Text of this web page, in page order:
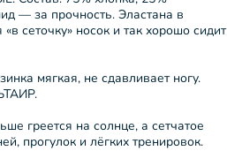
— за прочность. Эластана в
сеточку» носок и так хорошо сидит
мягкая, не сдавливает ногу.
греется на солнце, а сетчатое
прогулок и лёгких тренировок.